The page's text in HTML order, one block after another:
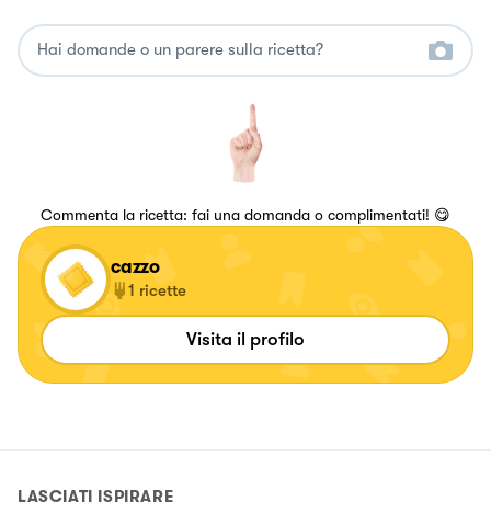
Commenta la ricetta: fai una domanda o complimentati! 😋
cazzo
1 ricette
Visita il profilo
LASCIATI ISPIRARE